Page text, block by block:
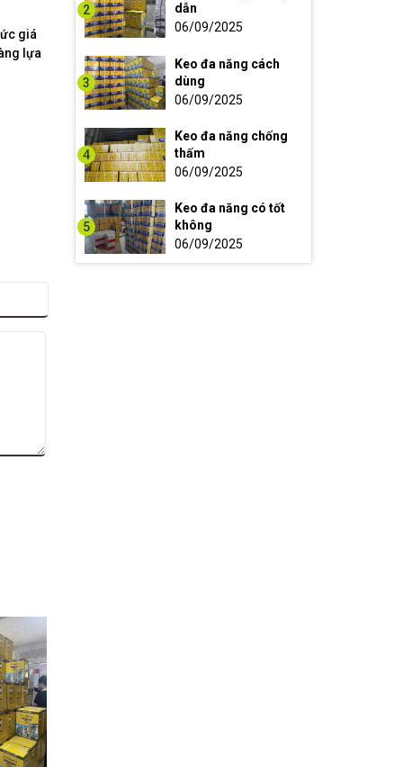
giá
lựa
2
dẫn
06/09/2025
3
Keo đa năng cách
dùng
06/09/2025
4
Keo đa năng chống
thấm
06/09/2025
5
Keo đa năng có tốt
không
06/09/2025